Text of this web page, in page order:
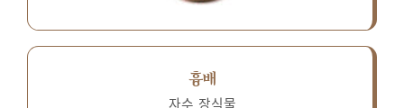
흉배
자수 장식물